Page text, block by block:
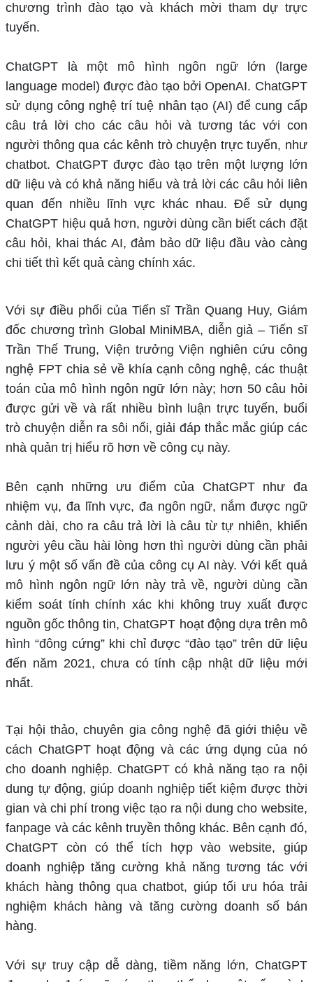
chương trình đào tạo và khách mời tham dự trực
tuyến.
ChatGPT là một mô hình ngôn ngữ lớn (large
language model) được đào tạo bởi OpenAI. ChatGPT
sử dụng công nghệ trí tuệ nhân tạo (AI) để cung cấp
câu trả lời cho các câu hỏi và tương tác với con
người thông qua các kênh trò chuyện trực tuyến, như
chatbot. ChatGPT được đào tạo trên một lượng lớn
dữ liệu và có khả năng hiểu và trả lời các câu hỏi liên
quan đến nhiều lĩnh vực khác nhau. Để sử dụng
ChatGPT hiệu quả hơn, người dùng cần biết cách đặt
câu hỏi, khai thác AI, đảm bảo dữ liệu đầu vào càng
chi tiết thì kết quả càng chính xác.
Với sự điều phối của Tiến sĩ Trần Quang Huy, Giám
đốc chương trình Global MiniMBA, diễn giả – Tiến sĩ
Trần Thế Trung, Viện trưởng Viện nghiên cứu công
nghệ FPT chia sẻ về khía cạnh công nghệ, các thuật
toán của mô hình ngôn ngữ lớn này; hơn 50 câu hỏi
được gửi về và rất nhiều bình luận trực tuyến, buổi
trò chuyện diễn ra sôi nổi, giải đáp thắc mắc giúp các
nhà quản trị hiểu rõ hơn về công cụ này.
Bên cạnh những ưu điểm của ChatGPT như đa
nhiệm vụ, đa lĩnh vực, đa ngôn ngữ, nắm được ngữ
cảnh dài, cho ra câu trả lời là câu từ tự nhiên, khiến
người yêu cầu hài lòng hơn thì người dùng cần phải
lưu ý một số vấn đề của công cụ AI này. Với kết quả
mô hình ngôn ngữ lớn này trả về, người dùng cần
kiểm soát tính chính xác khi không truy xuất được
nguồn gốc thông tin, ChatGPT hoạt động dựa trên mô
hình “đông cứng” khi chỉ được “đào tạo” trên dữ liệu
đến năm 2021, chưa có tính cập nhật dữ liệu mới
nhất.
Tại hội thảo, chuyên gia công nghệ đã giới thiệu về
cách ChatGPT hoạt động và các ứng dụng của nó
cho doanh nghiệp. ChatGPT có khả năng tạo ra nội
dung tự động, giúp doanh nghiệp tiết kiệm được thời
gian và chi phí trong việc tạo ra nội dung cho website,
fanpage và các kênh truyền thông khác. Bên cạnh đó,
ChatGPT còn có thể tích hợp vào website, giúp
doanh nghiệp tăng cường khả năng tương tác với
khách hàng thông qua chatbot, giúp tối ưu hóa trải
nghiệm khách hàng và tăng cường doanh số bán
hàng.
Với sự truy cập dễ dàng, tiềm năng lớn, ChatGPT